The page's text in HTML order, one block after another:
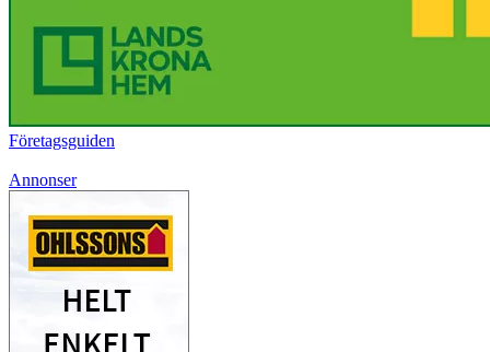
Företagsguiden
Annonser